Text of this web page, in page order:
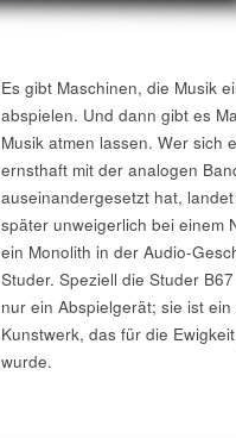
Es gibt Maschinen, die Musik
abspielen. Und dann gibt es
Musik atmen lassen. Wer sich
ernsthaft mit der analogen
auseinandergesetzt hat,
später unweigerlich bei einem
ein Monolith in der Audio-
Studer. Speziell die Studer
nur ein Abspielgerät; sie ist
Kunstwerk, das für die
wurde.